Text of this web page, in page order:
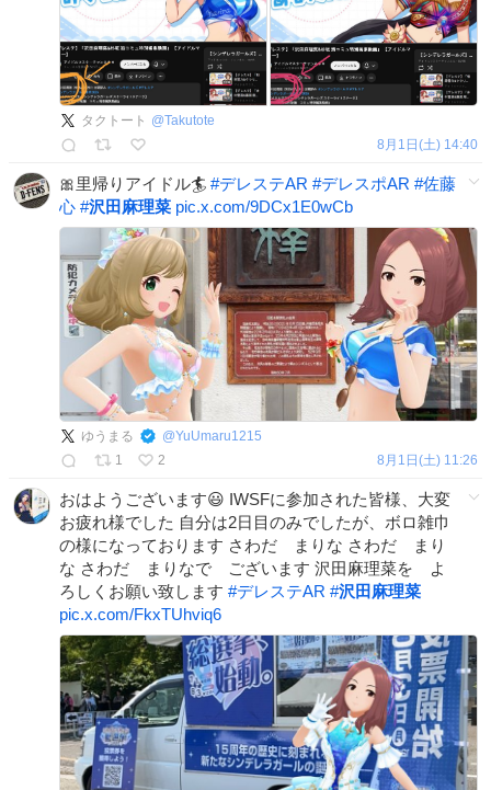
タクトート @Takutote
8月1日(土) 14:40
🎀里帰りアイドル🏄 #デレステAR #デレスポAR #佐藤
心 #沢田麻理菜 pic.x.com/9DCx1E0wCb
ゆうまる @YuUmaru1215
1
2 8月1日(土) 11:26
おはようございます😃 IWSFに参加された皆様、大変
お疲れ様でした 自分は2日目のみでしたが、ボロ雑巾
の様になっております さわだ まりな さわだ まり
な さわだ まりなで ございます 沢田麻理菜を よ
ろしくお願い致します #デレステAR #沢田麻理菜
pic.x.com/FkxTUhviq6